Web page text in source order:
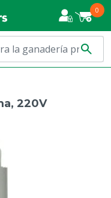
0
220V